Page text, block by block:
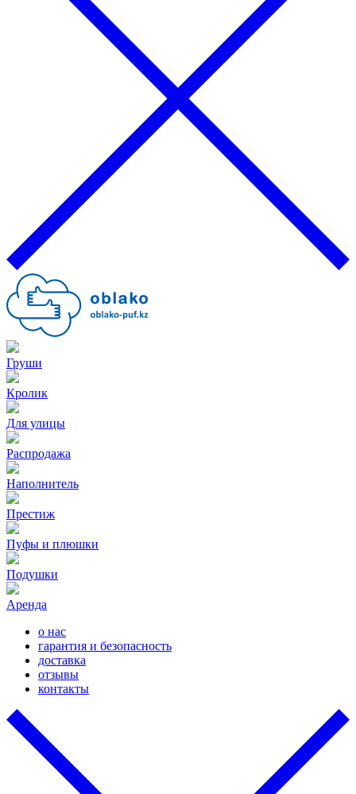
Груши
Кролик
Для улицы
Распродажа
Наполнитель
Престиж
Пуфы и плюшки
Подушки
Аренда
о нас
гарантия и безопасность
доставка
отзывы
контакты